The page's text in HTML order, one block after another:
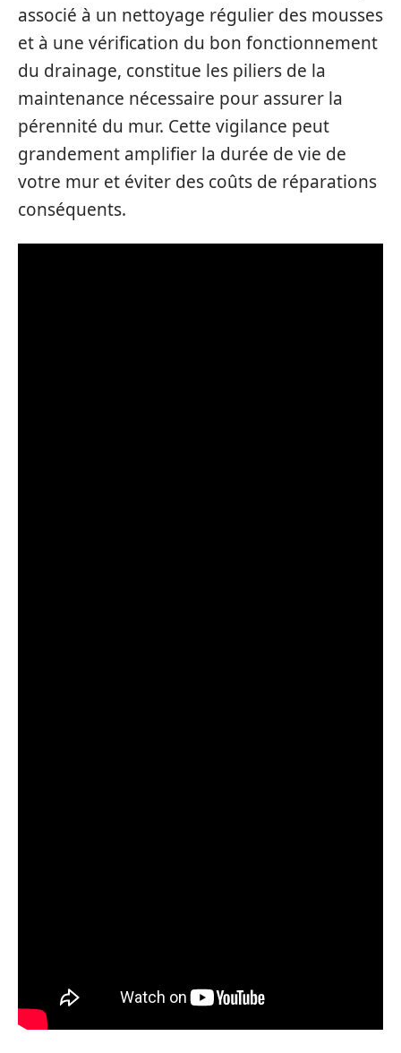
associé à un nettoyage régulier des mousses
et à une vérification du bon fonctionnement
du drainage, constitue les piliers de la
maintenance nécessaire pour assurer la
pérennité du mur. Cette vigilance peut
grandement amplifier la durée de vie de
votre mur et éviter des coûts de réparations
conséquents.